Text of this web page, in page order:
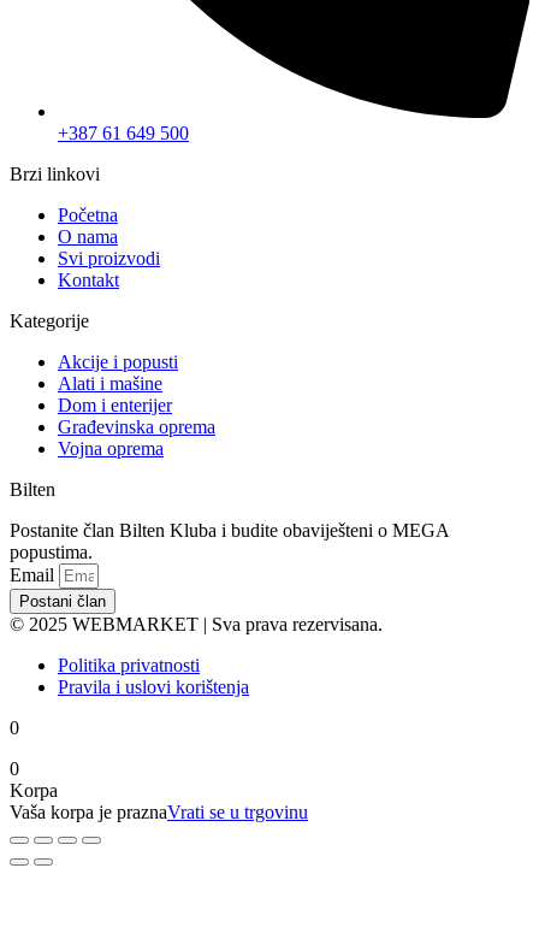
+387 61 649 500
Brzi linkovi
Početna
O nama
Svi proizvodi
Kontakt
Kategorije
Akcije i popusti
Alati i mašine
Dom i enterijer
Građevinska oprema
Vojna oprema
Bilten
Postanite član Bilten Kluba i budite obaviješteni o MEGA
popustima.
Email
Postani član
© 2025 WEBMARKET | Sva prava rezervisana.
Politika privatnosti
Pravila i uslovi korištenja
0
0
Korpa
Vaša korpa je praznaVrati se u trgovinu